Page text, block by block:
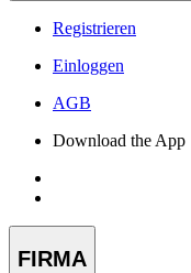
Registrieren
Einloggen
AGB
Download the App
FIRMA